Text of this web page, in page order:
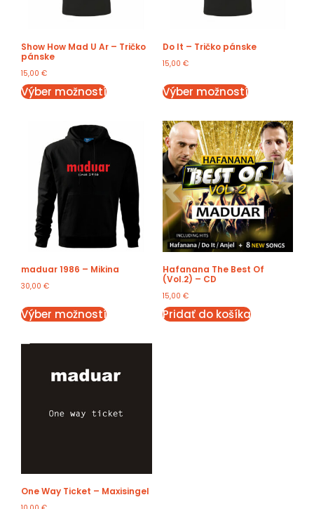
Show How Mad U Ar – Tričko
pánske
15,00 €
Výber možností
Do It – Tričko pánske
15,00 €
Výber možností
maduar 1986 – Mikina
30,00 €
Výber možností
Hafanana The Best Of
(Vol.2) – CD
15,00 €
Pridať do košíka
One Way Ticket – Maxisingel